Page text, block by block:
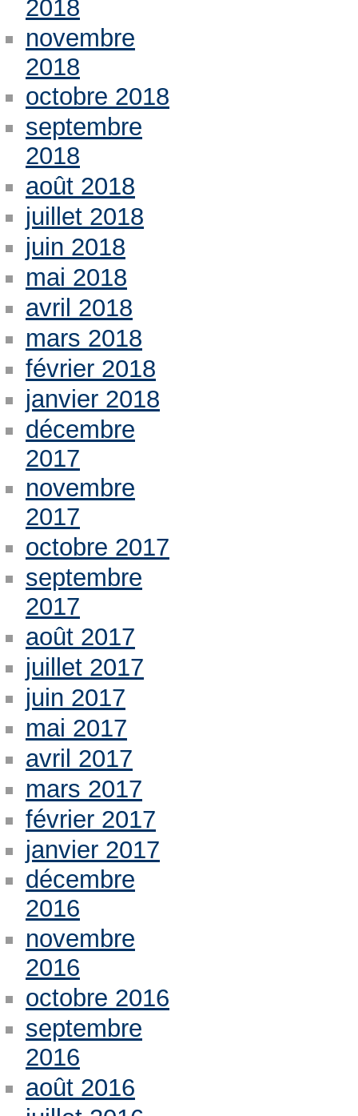
2018
novembre
2018
octobre 2018
septembre
2018
août 2018
juillet 2018
juin 2018
mai 2018
avril 2018
mars 2018
février 2018
janvier 2018
décembre
2017
novembre
2017
octobre 2017
septembre
2017
août 2017
juillet 2017
juin 2017
mai 2017
avril 2017
mars 2017
février 2017
janvier 2017
décembre
2016
novembre
2016
octobre 2016
septembre
2016
août 2016